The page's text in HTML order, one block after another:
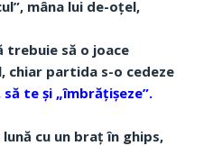
mâna lui de-oțel,
trebuie să o joace
chiar partida s-o cedeze
te și „îmbrățișeze”.
cu un braț în ghips,